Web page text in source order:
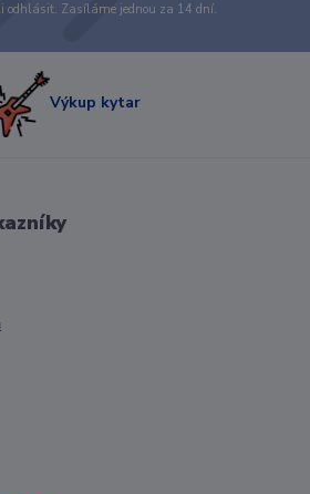
odhlásit. Zasíláme jednou za 14 dní.
Výkup kytar